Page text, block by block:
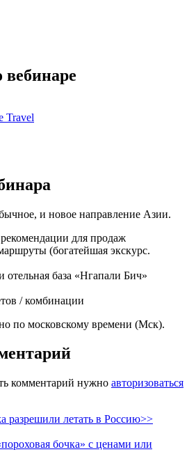
Travel
и новое направление Азии.
для продаж
(богатейшая экскурс.
база «Нгапали Бич»
/ комбинации
по московскому времени (Мск).
комментарий нужно авторизоваться
разрешили летать в Россию>>
бочка» с ценами или